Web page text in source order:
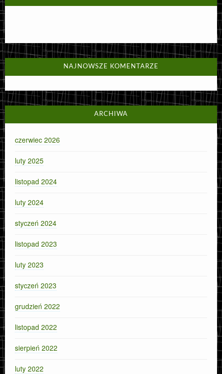
NAJNOWSZE KOMENTARZE
ARCHIWA
czerwiec 2026
luty 2025
listopad 2024
luty 2024
styczeń 2024
listopad 2023
luty 2023
styczeń 2023
grudzień 2022
listopad 2022
sierpień 2022
luty 2022